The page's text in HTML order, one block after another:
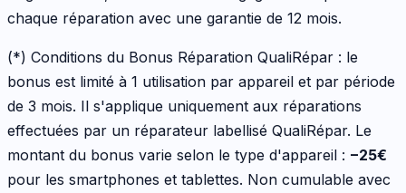
chaque réparation avec une garantie de 12 mois.
(*) Conditions du Bonus Réparation QualiRépar : le
bonus est limité à 1 utilisation par appareil et par période
de 3 mois. Il s'applique uniquement aux réparations
effectuées par un réparateur labellisé QualiRépar. Le
montant du bonus varie selon le type d'appareil : −25€
pour les smartphones et tablettes. Non cumulable avec